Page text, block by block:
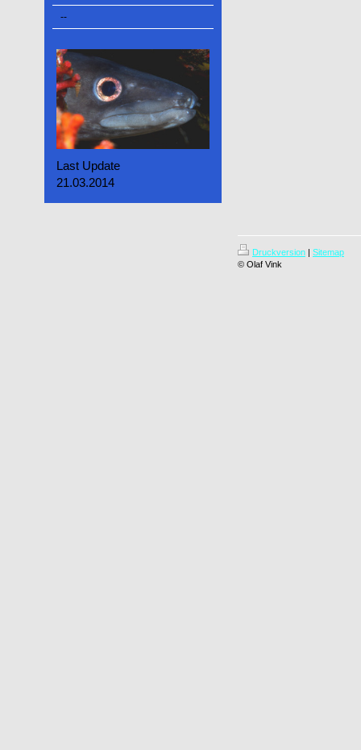
--
Last Update
21.03.2014
Druckversion | Sitemap
© Olaf Vink